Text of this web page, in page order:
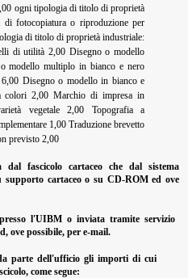
ogni tipologia di titolo di proprietà
fotocopiatura o riproduzione per
di titolo di proprietà industriale:
di utilità 2,00 Disegno o modello
modello multiplo in bianco e nero
Disegno o modello in bianco e
colori 2,00 Marchio di impresa in
vegetale 2,00 Topografia a
1,00 Traduzione brevetto
previsto 2,00
dal fascicolo cartaceo che dal sistema
cartaceo o su CD-ROM ed ove
l'UIBM o inviata tramite servizio
ove possibile, per e-mail.
parte dell'ufficio gli importi di cui
come segue: